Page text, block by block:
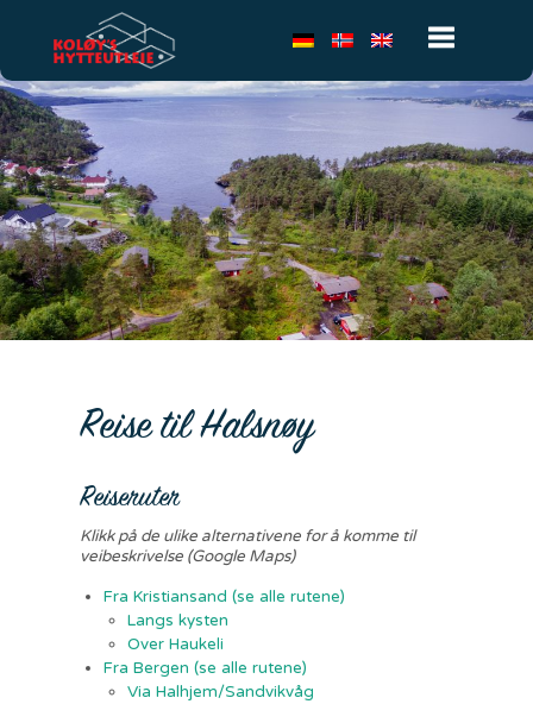
Toggle
navigation
Reise til Halsnøy
Reiseruter
Klikk på de ulike alternativene for å komme til
veibeskrivelse (Google Maps)
Fra Kristiansand (se alle rutene)
Langs kysten
Over Haukeli
Fra Bergen (se alle rutene)
Via Halhjem/Sandvikvåg